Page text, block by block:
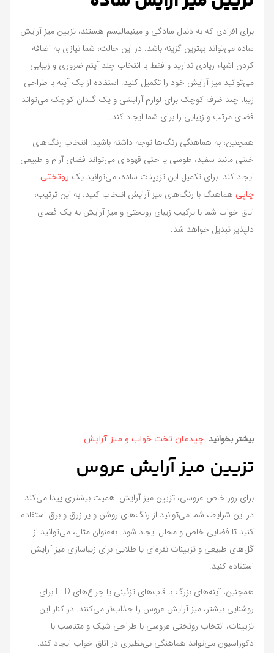
برای افرادی که به دنبال سادگی و مینیمالیسم هستند، تزیین میز آرایش
ساده می‌تواند بهترین گزینه باشد. در این حالت، شما نیازی به اضافه
کردن اشیاء زیادی ندارید و فقط با انتخاب چند آیتم ضروری و زیبایی
می‌توانید میز آرایش خود را تکمیل کنید. استفاده از یک آینه با طراحی
زیبا، چند ظرف کوچک برای لوازم آرایشی و یک گلدان کوچک می‌تواند
فضای مرتب و زیبایی را برای شما ایجاد کند.
همچنین، به هماهنگی رنگ‌ها توجه داشته باشید. انتخاب رنگ‌های
خنثی مانند سفید، طوسی یا حتی قهوه‌ای می‌تواند فضای آرام و طبیعی
ایجاد کند. برای تکمیل این تزیینات ساده، می‌توانید یک روتختی
چاپی هماهنگ با رنگ‌های میز آرایش انتخاب کنید. به این ترتیب،
اتاق خواب شما با ترکیب زیبای روتختی و میز آرایش به یک فضای
دلپذیر تبدیل خواهد شد.
بیشتر بخوانید: چیدمان تخت خواب و میز آرایش
تزیین میز آرایش عروس
برای روز خاص عروسی، تزیین میز آرایش اهمیت بیشتری پیدا می‌کند.
در این شرایط، شما می‌توانید از رنگ‌های روشن و پر زرق و برق استفاده
کنید تا فضایی خاص و مجلل ایجاد شود. به‌عنوان مثال، می‌توانید از
گل‌های طبیعی و تزیینات نقره‌ای یا طلایی برای زیباسازی میز آرایش
استفاده کنید.
همچنین، آینه‌های بزرگ با قاب‌های تزئینی یا چراغ‌های LED برای
روشنایی بیشتر، میز آرایش عروس را جذاب‌تر می‌کنند. در کنار این
تزیینات، انتخاب روتختی عروسی با طراحی شیک و متناسب با
دکوراسیون می‌تواند هماهنگی بی‌نظیری در اتاق خواب ایجاد کند.